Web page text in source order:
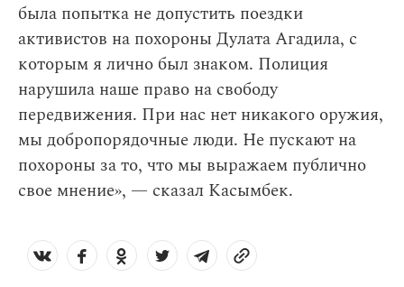
была попытка не допустить поездки
активистов на похороны Дулата Агадила, с
которым я лично был знаком. Полиция
нарушила наше право на свободу
передвижения. При нас нет никакого оружия,
мы добропорядочные люди. Не пускают на
похороны за то, что мы выражаем публично
свое мнение», — сказал Касымбек.